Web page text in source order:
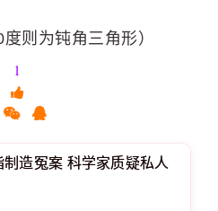
则为钝角三角形）
1
造冤案 科学家质疑私人